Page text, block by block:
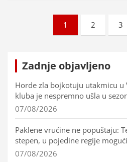
stranica
1 2 3
Zadnje objavljeno
Horde zla bojkotuju utakmicu u
kluba je nespremno ušla u
07/08/2026
Paklene vrućine ne popuštaju:
stepen, u pojedine regije
07/08/2026